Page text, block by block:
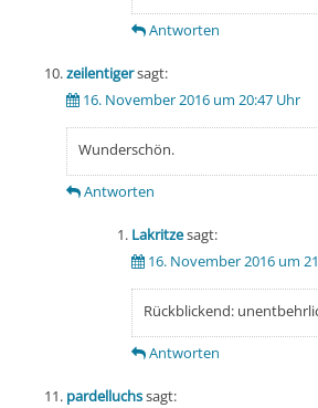
Antworten
zeilentigersagt:
16. November 2016 um 20:47 Uhr
Wunderschön.
Antworten
Lakritzesagt:
16. November 2016 um
Rückblickend:
Antworten
pardelluchssagt: